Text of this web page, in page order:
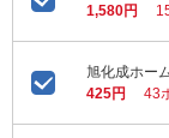
1,580円
旭化成ホー
425円
43